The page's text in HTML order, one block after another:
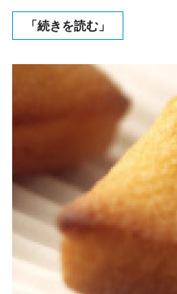
「続きを読む」